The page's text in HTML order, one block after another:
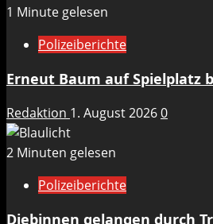
1 Minute gelesen
Polizeiberichte
Erneut Baum auf Spielplatz
Redaktion 1. August 20260
2 Minuten gelesen
Polizeiberichte
Diebinnen gelangen durch